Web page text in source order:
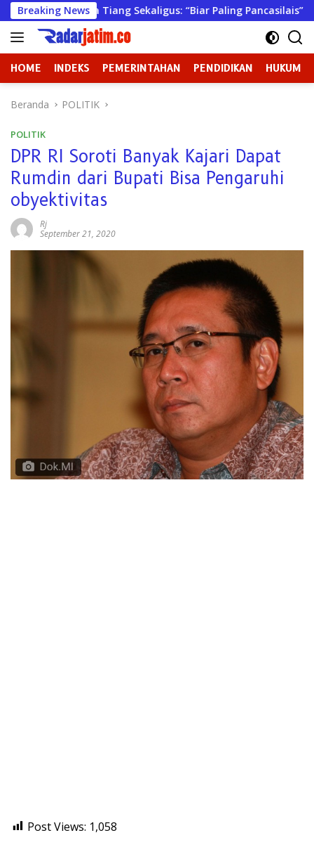
Langsung
ke
konten
Breaking News
Sekaligus: “Biar Paling Pancasilais” Gaji Rp 23
HOME INDEKS PEMERINTAHAN PENDIDIKAN HUKUM
Beranda POLITIK
POLITIK
DPR RI Soroti Banyak Kajari Dapat
Rumdin dari Bupati Bisa Pengaruhi
obyektivitas
Rj
September 21, 2020
Post Views: 1,058